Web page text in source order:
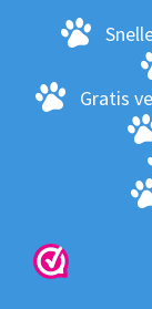
Gratis